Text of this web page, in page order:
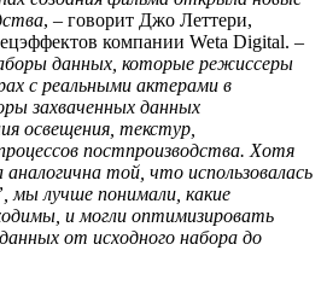
, – говорит Джо Леттери,
компании Weta Digital. –
данных, которые режиссеры
с реальными актерами в
захваченных данных
освещения, текстур,
постпроизводства. Хотя
аналогична той, что использовалась
мы лучше понимали, какие
и могли оптимизировать
от исходного набора до